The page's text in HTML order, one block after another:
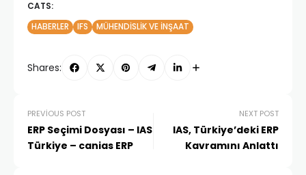
CATS:
HABERLER
IFS MÜHENDISLIK VE İNŞAAT
Shares:
PREVIOUS POST
ERP Seçimi Dosyası – IAS
Türkiye – canias ERP
NEXT POST
IAS, Türkiye’deki ERP
Kavramını Anlattı